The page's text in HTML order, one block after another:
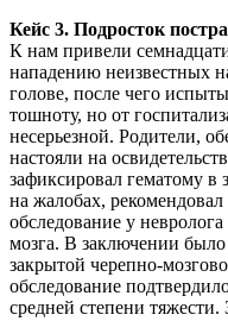
Кейс 3. Подросток
К нам привели
нападению неизвестных
голове, после чего
тошноту, но от
несерьезной. Родители,
настояли на
зафиксировал гематому в
на жалобах,
обследование у
мозга. В заключении
закрытой черепно-
обследование
средней степени